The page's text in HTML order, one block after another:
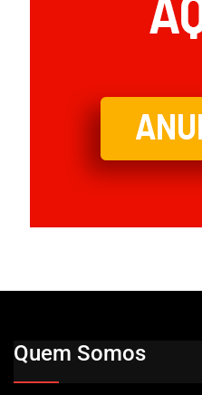
Quem Somos